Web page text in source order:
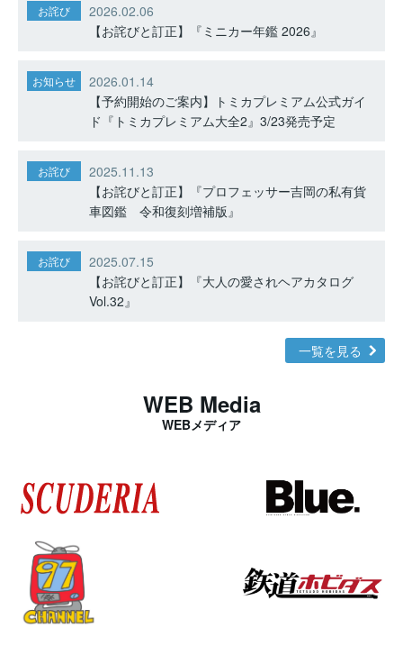
お詫び
2026.02.06
【お詫びと訂正】『ミニカー年鑑 2026』
お知らせ
2026.01.14
【予約開始のご案内】トミカプレミアム公式ガイ
ド『トミカプレミアム大全2』3/23発売予定
お詫び
2025.11.13
【お詫びと訂正】『プロフェッサー吉岡の私有貨
車図鑑 令和復刻増補版』
お詫び
2025.07.15
【お詫びと訂正】『大人の愛されヘアカタログ
Vol.32』
一覧を見る
WEB Media
WEBメディア